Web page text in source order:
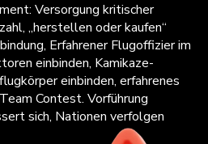
Versorgung kritischer
„herstellen oder kaufen“
Erfahrener Flugoffizier im
einbinden, Kamikaze-
einbinden, erfahrenes
Contest. Vorführung
sich, Nationen verfolgen